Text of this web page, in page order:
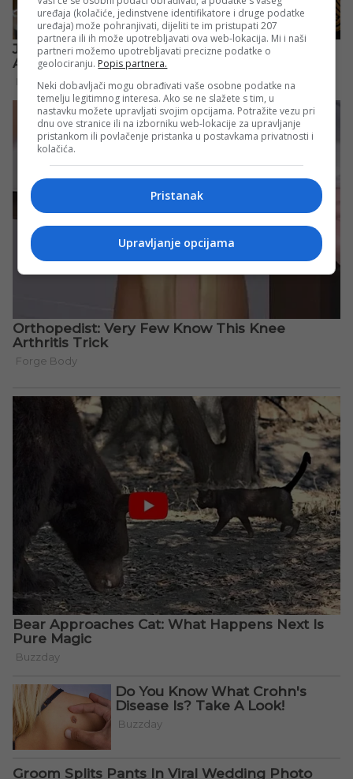
uređaja (kolačiće, jedinstvene identifikatore i druge podatke
uređaja) može pohranjivati, dijeliti te im pristupati 207
partnera ili ih može upotrebljavati ova web-lokacija. Mi i naši
partneri možemo upotrebljavati precizne podatke o
geolociranju. Popis partnera.
Neki dobavljači mogu obrađivati vaše osobne podatke na
temelju legitimnog interesa. Ako se ne slažete s tim, u
nastavku možete upravljati svojim opcijama. Potražite vezu pri
dnu ove stranice ili na izborniku web-lokacije za upravljanje
pristankom ili povlačenje pristanka u postavkama privatnosti i
kolačića.
Pristanak
Upravljanje opcijama